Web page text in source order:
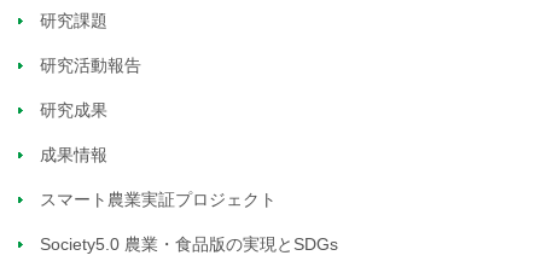
研究課題
研究活動報告
研究成果
成果情報
スマート農業実証プロジェクト
Society5.0 農業・食品版の実現とSDGs